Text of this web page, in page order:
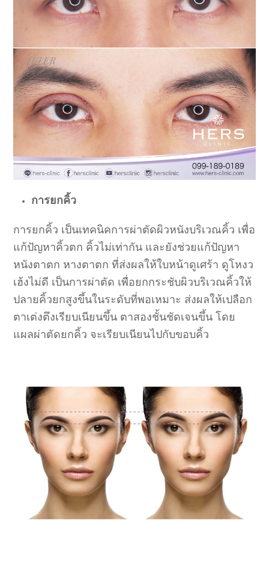
การยกคิ้ว
การยกคิ้ว เป็นเทคนิคการผ่าตัดผิวหนังบริเวณคิ้ว เพื่อ
แก้ปัญหาคิ้วตก คิ้วไม่เท่ากัน และยังช่วยแก้ปัญหา
หนังตาตก หางตาตก ที่ส่งผลให้ใบหน้าดูเศร้า ดูโหงว
เฮ้งไม่ดี เป็นการผ่าตัด เพื่อยกกระชับผิวบริเวณคิ้วให้
ปลายคิ้วยกสูงขึ้นในระดับที่พอเหมาะ ส่งผลให้เปลือก
ตาเต่งตึงเรียบเนียนขึ้น ตาสองชั้นชัดเจนขึ้น โดย
แผลผ่าตัดยกคิ้ว จะเรียบเนียนไปกับขอบคิ้ว